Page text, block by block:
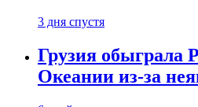
3 дня спустя
Грузия обыграла
Океании из-за